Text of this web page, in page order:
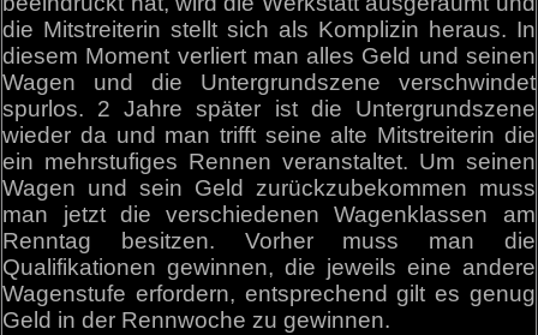
die Mitstreiterin stellt sich als Komplizin heraus. In
diesem Moment verliert man alles Geld und seinen
Wagen und die Untergrundszene verschwindet
spurlos. 2 Jahre später ist die Untergrundszene
wieder da und man trifft seine alte Mitstreiterin die
ein mehrstufiges Rennen veranstaltet. Um seinen
Wagen und sein Geld zurückzubekommen muss
man jetzt die verschiedenen Wagenklassen am
Renntag besitzen. Vorher muss man die
Qualifikationen gewinnen, die jeweils eine andere
Wagenstufe erfordern, entsprechend gilt es genug
Geld in der Rennwoche zu gewinnen.